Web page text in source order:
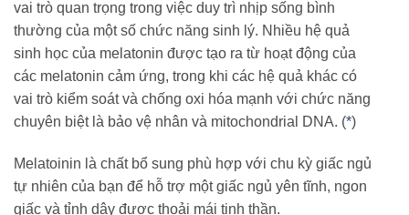
vai trò quan trọng trong việc duy trì nhịp sống bình
thường của một số chức năng sinh lý. Nhiều hệ quả
sinh học của melatonin được tạo ra từ hoạt động của
các melatonin cảm ứng, trong khi các hệ quả khác có
vai trò kiểm soát và chống oxi hóa mạnh với chức năng
chuyên biệt là bảo vệ nhân và mitochondrial DNA. (*)
Melatoinin là chất bổ sung phù hợp với chu kỳ giấc ngủ
tự nhiên của bạn để hỗ trợ một giấc ngủ yên tĩnh, ngon
giấc và tỉnh dậy được thoải mái tinh thần.